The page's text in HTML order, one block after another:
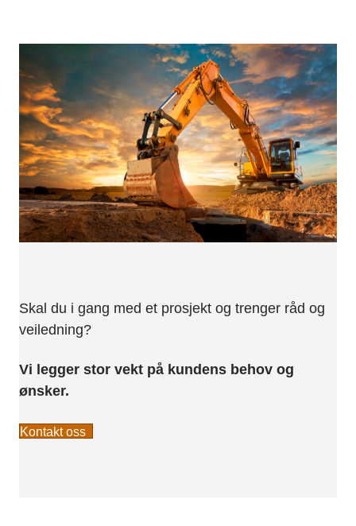
Skal du i gang med et prosjekt og trenger råd og
veiledning?
Vi legger stor vekt på kundens behov og
ønsker.
Kontakt oss